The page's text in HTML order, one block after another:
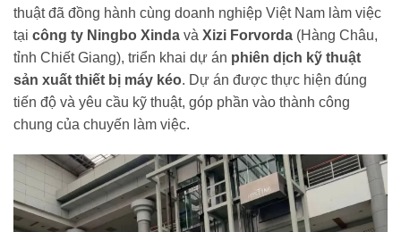
thuật đã đồng hành cùng doanh nghiệp Việt Nam làm việc
tại công ty Ningbo Xinda và Xizi Forvorda (Hàng Châu,
tỉnh Chiết Giang), triển khai dự án phiên dịch kỹ thuật
sản xuất thiết bị máy kéo. Dự án được thực hiện đúng
tiến độ và yêu cầu kỹ thuật, góp phần vào thành công
chung của chuyến làm việc.